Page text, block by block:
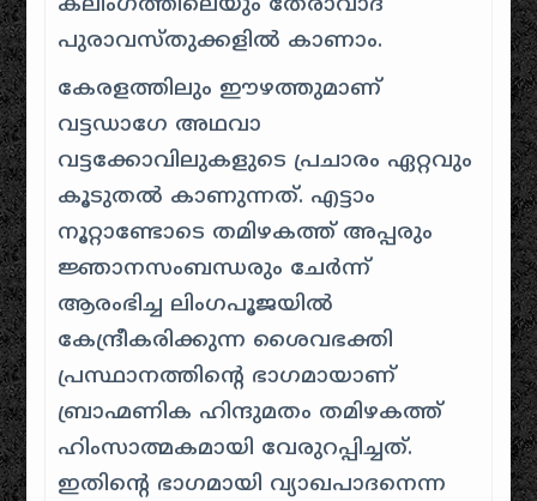
പുരാവസ്തുക്കളിൽ കാണാം.
കേരളത്തിലും ഈഴത്തുമാണ്
വട്ടഡാഗേ അഥവാ
വട്ടക്കോവിലുകളുടെ പ്രചാരം ഏറ്റവും
കൂടുതൽ കാണുന്നത്. എട്ടാം
നൂറ്റാണ്ടോടെ തമിഴകത്ത് അപ്പരും
ജ്ഞാനസംബന്ധരും ചേർന്ന്
ആരംഭിച്ച ലിംഗപൂജയിൽ
കേന്ദ്രീകരിക്കുന്ന ശൈവഭക്തി
പ്രസ്ഥാനത്തിന്റെ ഭാഗമായാണ്
ബ്രാഹ്മണിക ഹിന്ദുമതം തമിഴകത്ത്
ഹിംസാത്മകമായി വേരുറപ്പിച്ചത്.
ഇതിന്റെ ഭാഗമായി വ്യാഖപാദനെന്ന